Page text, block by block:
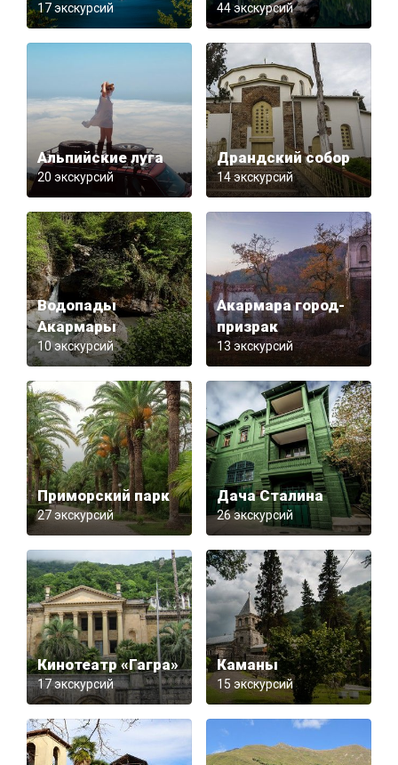
17 экскурсий 44 экскурсий
Альпийские луга
20 экскурсий
Драндский собор
14 экскурсий
Водопады
Акармары
10 экскурсий
Акармара город-
призрак
13 экскурсий
Приморский парк
27 экскурсий
Дача Сталина
26 экскурсий
Кинотеатр «Гагра»
17 экскурсий
Каманы
15 экскурсий